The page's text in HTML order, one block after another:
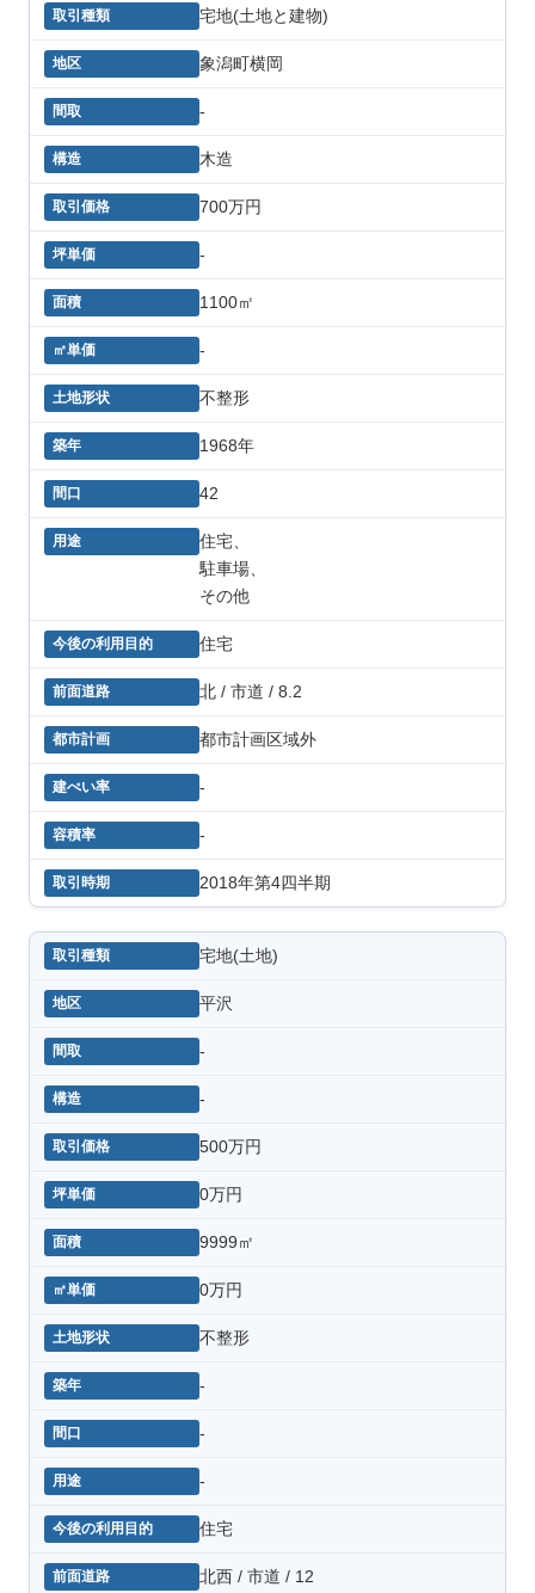
宅地(土地と建物)
象潟町横岡
-
木造
700万円
-
1100㎡
-
不整形
1968年
42
住宅、
駐車場、
その他
住宅
北 / 市道 / 8.2
都市計画区域外
-
-
2018年第4四半期
宅地(土地)
平沢
-
-
500万円
0万円
9999㎡
0万円
不整形
-
-
-
住宅
北西 / 市道 / 12